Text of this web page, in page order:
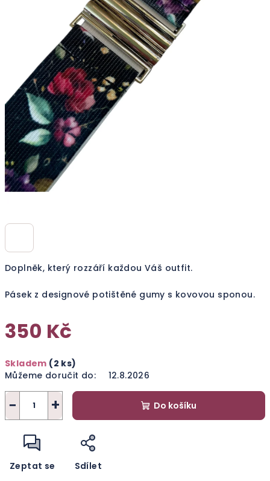
Doplněk, který rozzáří každou Váš outfit.
Pásek z designové potištěné gumy s kovovou sponou.
350 Kč
cena:
Skladem (2 ks)
Můžeme doručit do:
12.8.2026
+
− Do košíku
Zeptat se Sdílet